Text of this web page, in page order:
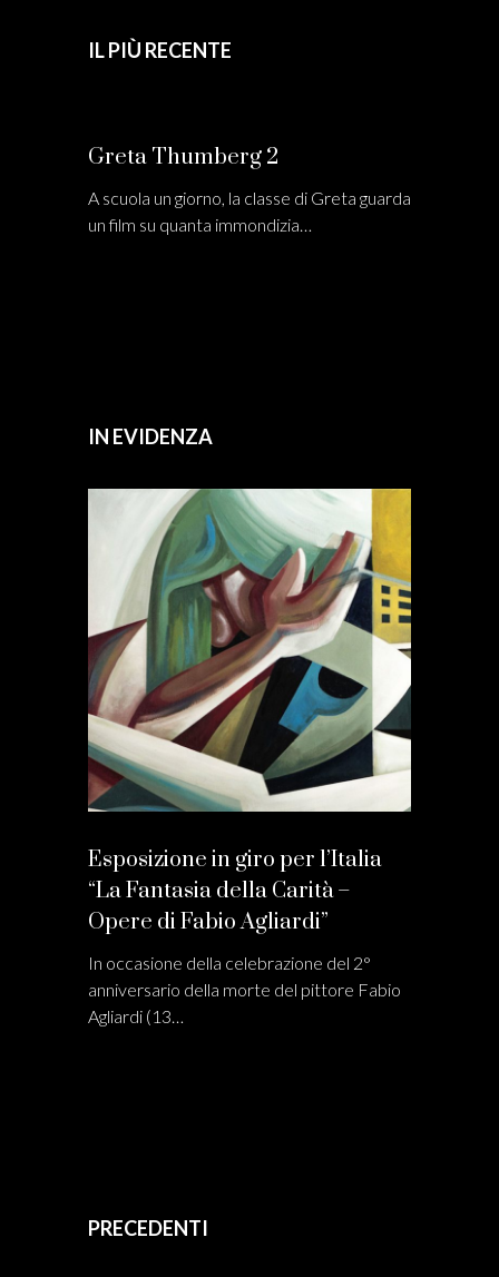
IL PIÙ RECENTE
Greta Thumberg 2
A scuola un giorno, la classe di Greta guarda
un film su quanta immondizia…
IN EVIDENZA
Esposizione in giro per l’Italia
“La Fantasia della Carità –
Opere di Fabio Agliardi”
In occasione della celebrazione del 2°
anniversario della morte del pittore Fabio
Agliardi (13…
PRECEDENTI